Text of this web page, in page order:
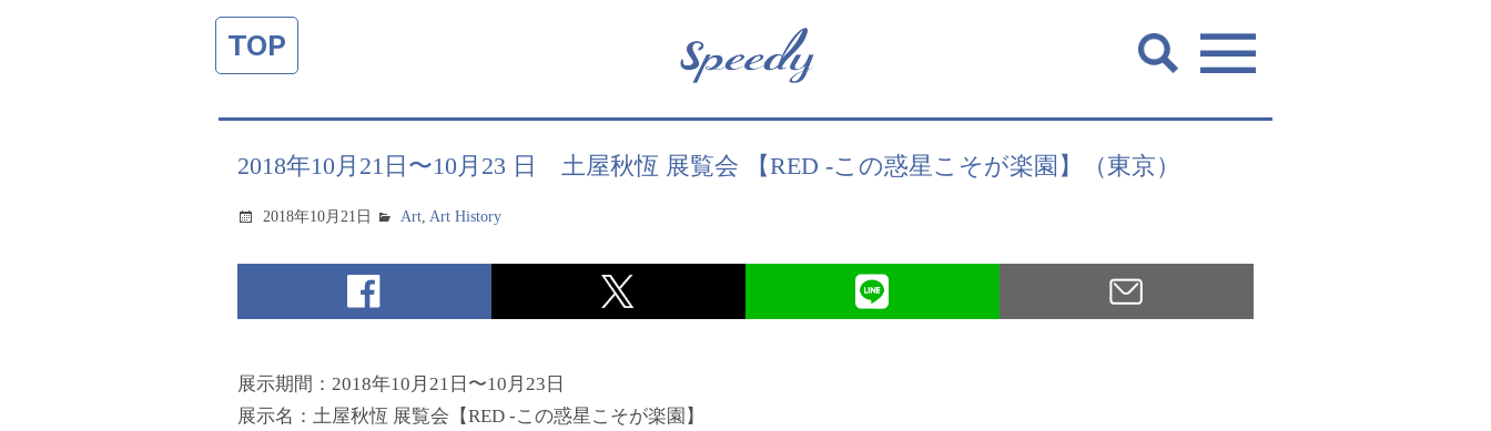
TOP
2018年10月21日〜10月23 日 土屋秋恆 展覧会 【RED -この惑星こそが楽園】（東京）
2018年10月21日 Art,Art History
展示期間：2018年10月21日〜10月23日
展示名：土屋秋恆 展覧会【RED -この惑星こそが楽園】